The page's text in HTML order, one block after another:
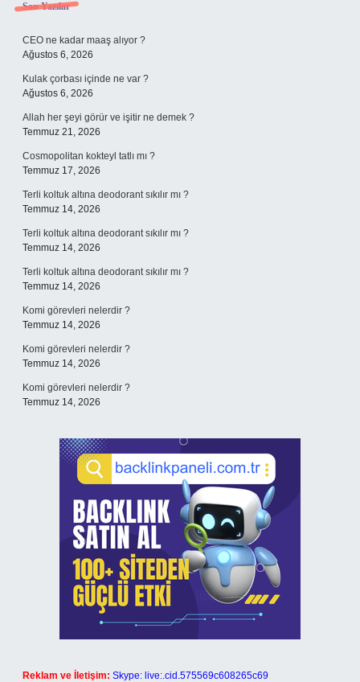
Sidebar
Son Yazılar
CEO ne kadar maaş alıyor ?
Ağustos 6, 2026
Kulak çorbası içinde ne var ?
Ağustos 6, 2026
Allah her şeyi görür ve işitir ne demek ?
Temmuz 21, 2026
Cosmopolitan kokteyl tatlı mı ?
Temmuz 17, 2026
Terli koltuk altına deodorant sıkılır mı ?
Temmuz 14, 2026
Terli koltuk altına deodorant sıkılır mı ?
Temmuz 14, 2026
Terli koltuk altına deodorant sıkılır mı ?
Temmuz 14, 2026
Komi görevleri nelerdir ?
Temmuz 14, 2026
Komi görevleri nelerdir ?
Temmuz 14, 2026
Komi görevleri nelerdir ?
Temmuz 14, 2026
Reklam ve İletişim: Skype: live:.cid.575569c608265c69